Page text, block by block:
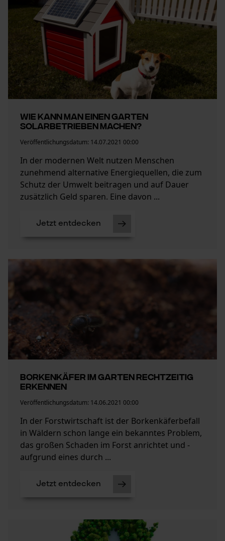
Wie kann man einen Garten
solarbetrieben machen?
Veröffentlichungsdatum: 14.07.2021 00:00
In der modernen Welt nutzen Menschen
zunehmend alternative Energiequellen, die zum
Schutz der Umwelt beitragen und auf Dauer
zusätzlich Geld sparen. Eine davon ...
Jetzt entdecken
Borkenkäfer im Garten rechtzeitig
erkennen
Veröffentlichungsdatum: 14.06.2021 00:00
In der Forstwirtschaft ist der Borkenkäferbefall
in Wäldern schon lange ein bekanntes Problem,
das großen Schaden im Forst anrichtet und -
aufgrund eines durch ...
Jetzt entdecken